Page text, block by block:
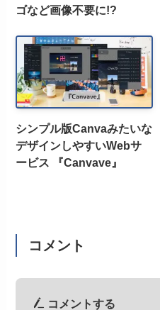
ゴなど画像不要に!?
シンプル版Canvaみたいな
デザインしやすいWebサ
ービス 『Canvave』
コメント
コメントする